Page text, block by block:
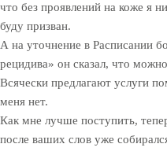
что без проявлений на коже я
буду призван.
А на уточнение в Расписании
рецидива» он сказал, что
Всячески предлагают услуги
меня нет.
Как мне лучше поступить,
после ваших слов уже